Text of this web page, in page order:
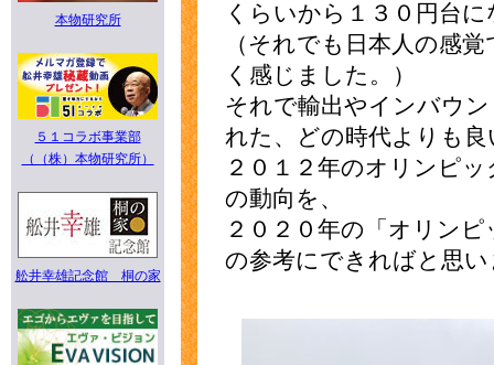
本物研究所
５１コラボ事業部
（（株）本物研究所）
舩井幸雄記念館 桐の家
くらいから１３０円台
（それでも日本人の感
く感じました。）
それで輸出やインバウ
れた、どの時代よりも
２０１２年のオリンピ
の動向を、
２０２０年の「オリン
の参考にできればと思い